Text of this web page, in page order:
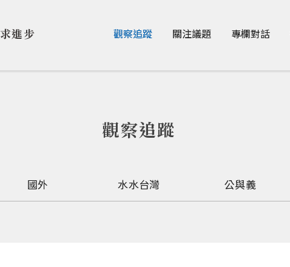
求進步 觀察追蹤 關注議題 專欄對話
觀察追蹤
國外 水水台灣 公與義